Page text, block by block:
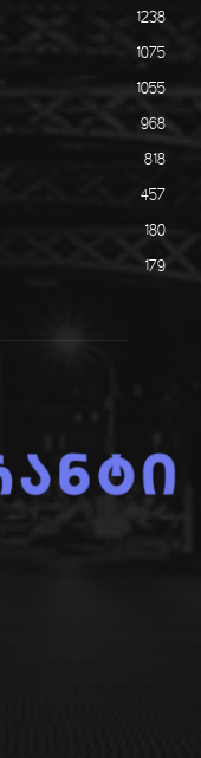
1238
1075
1055
968
818
457
180
179